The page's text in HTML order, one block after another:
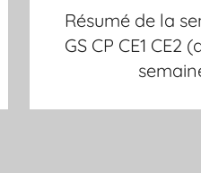
Résumé de la
GS CP CE1